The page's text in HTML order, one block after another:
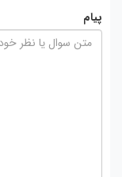
پیام